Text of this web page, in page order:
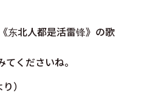
东北人都是活雷锋》の歌
くださいね。
）